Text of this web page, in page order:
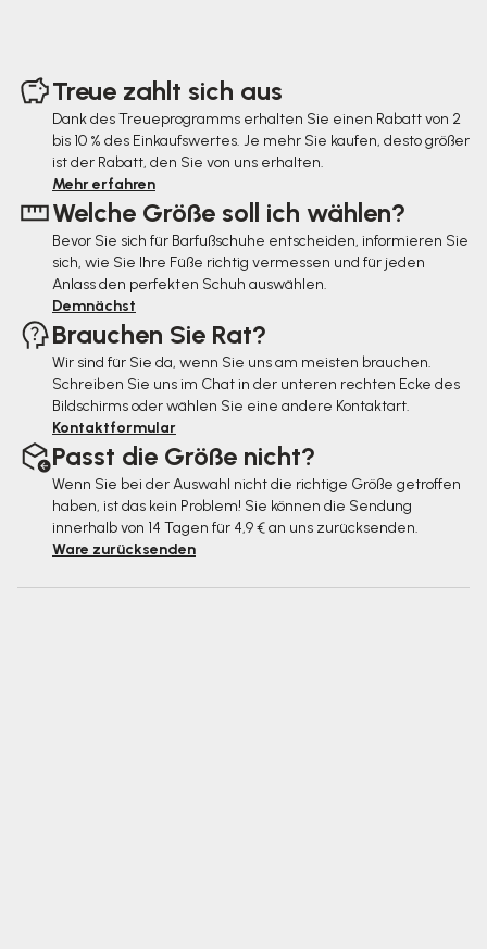
Treue zahlt sich aus
Dank des Treueprogramms erhalten Sie einen Rabatt von 2
bis 10 % des Einkaufswertes. Je mehr Sie kaufen, desto größer
ist der Rabatt, den Sie von uns erhalten.
Mehr erfahren
Welche Größe soll ich wählen?
Bevor Sie sich für Barfußschuhe entscheiden, informieren Sie
sich, wie Sie Ihre Füße richtig vermessen und für jeden
Anlass den perfekten Schuh auswählen.
Demnächst
Brauchen Sie Rat?
Wir sind für Sie da, wenn Sie uns am meisten brauchen.
Schreiben Sie uns im Chat in der unteren rechten Ecke des
Bildschirms oder wählen Sie eine andere Kontaktart.
Kontaktformular
Passt die Größe nicht?
Wenn Sie bei der Auswahl nicht die richtige Größe getroffen
haben, ist das kein Problem! Sie können die Sendung
innerhalb von 14 Tagen für 4,9 € an uns zurücksenden.
Ware zurücksenden